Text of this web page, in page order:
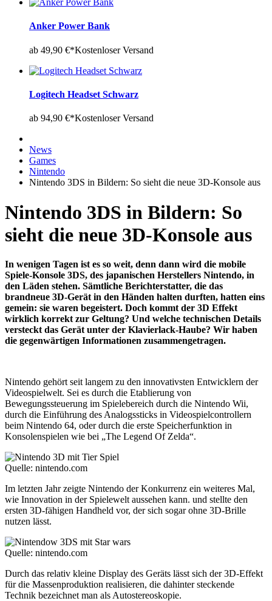
Anker Power Bank
ab 49,90 €*Kostenloser Versand
Logitech Headset Schwarz
ab 94,90 €*Kostenloser Versand
News
Games
Nintendo
Nintendo 3DS in Bildern: So sieht die neue 3D-Konsole aus
Nintendo 3DS in Bildern: So
sieht die neue 3D-Konsole aus
In wenigen Tagen ist es so weit, denn dann wird die mobile
Spiele-Konsole 3DS, des japanischen Herstellers Nintendo, in
den Läden stehen. Sämtliche Berichterstatter, die das
brandneue 3D-Gerät in den Händen halten durften, hatten eins
gemein: sie waren begeistert. Doch kommt der 3D Effekt
wirklich korrekt zur Geltung? Und welche technischen Details
versteckt das Gerät unter der Klavierlack-Haube? Wir haben
die gegenwärtigen Informationen zusammengetragen.
Nintendo gehört seit langem zu den innovativsten Entwicklern der
Videospielwelt. Sei es durch die Etablierung von
Bewegungssteuerung im Spielebereich durch die Nintendo Wii,
durch die Einführung des Analogssticks in Videospielcontrollern
beim Nintendo 64, oder durch die erste Speicherfunktion in
Konsolenspielen wie bei „The Legend Of Zelda“.
Quelle: nintendo.com
Im letzten Jahr zeigte Nintendo der Konkurrenz ein weiteres Mal,
wie Innovation in der Spielewelt aussehen kann. und stellte den
ersten 3D-fähigen Handheld vor, der sich sogar ohne 3D-Brille
nutzen lässt.
Quelle: nintendo.com
Durch das relativ kleine Display des Geräts lässt sich der 3D-Effekt
für die Massenproduktion realisieren, die dahinter steckende
Technik bezeichnet man als Autostereoskopie.